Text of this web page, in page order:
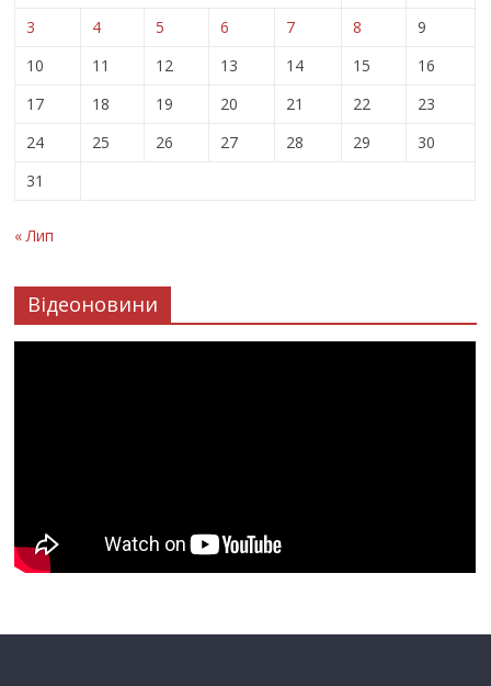
3
4 5 6 7 8
9
10
11 12 13 14 15
16
17
18 19 20 21 22
23
24
25 26 27 28 29
30
31
« Лип
Відеоновини